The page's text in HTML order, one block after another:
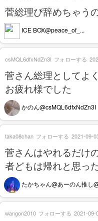
菅総理ぴ辞めちゃう
ICE BOX@peace_of_...
菅さん総理としてよ
お疲れ様でした
かのん@csMQL6dfxNdZn3I
csMQL6dfxNdZn3I フォローする
菅さんはやれるだけ
者どもは帰れと思っ
たかちゃん@あーのん推し
taka08chan フォローする 2021-09-
wangon2010 フォローする 2021-09-